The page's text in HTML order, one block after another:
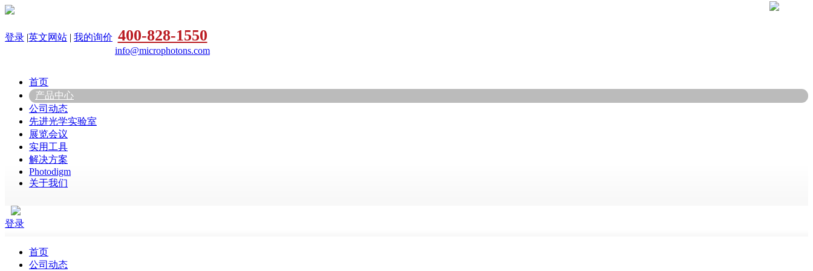
登录 |英文网站 | 我的询价 400-828-1550
info@microphotons.com
首页
产品中心
公司动态
先进光学实验室
展览会议
实用工具
解决方案
Photodigm
关于我们
登录
首页
公司动态